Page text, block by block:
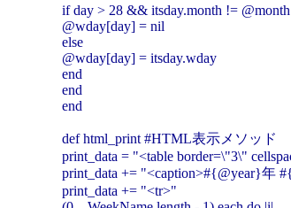
if day > 28 && itsday.month != @month
@wday[day] = nil
else
@wday[day] = itsday.wday
end
end
end
def html_print #HTML表示メソッド
print_data = "<table border=\"3\"
print_data += "<caption>#{@year}年
print_data += "<tr>"